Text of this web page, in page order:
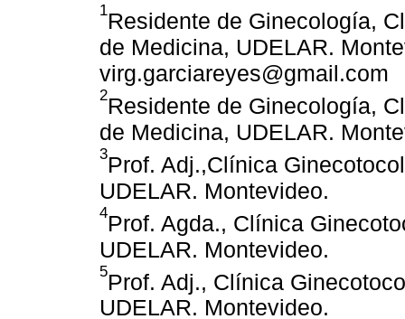
1Residente de Ginecología,
de Medicina, UDELAR.
virg.garciareyes@gmail.com
2Residente de Ginecología,
de Medicina, UDELAR.
3Prof. Adj.,Clínica
UDELAR. Montevideo.
4Prof. Agda., Clínica
UDELAR. Montevideo.
5Prof. Adj., Clínica
UDELAR. Montevideo.